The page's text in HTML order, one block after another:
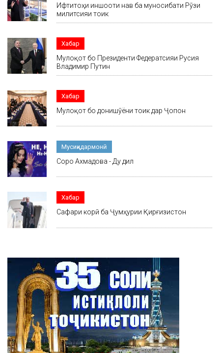
Ифтитоҳи иншооти нав ба муносибати Рӯзи
милитсияи тоҷик
Хабар
Мулоқот бо Президенти Федератсияи Русия
Владимир Путин
Хабар
Мулоқот бо донишҷӯёни тоҷик дар Ҷопон
Мусиқидармонӣ
Соро Ахмадова - Ду дил
Хабар
Сафари корӣ ба Ҷумҳурии Қирғизистон